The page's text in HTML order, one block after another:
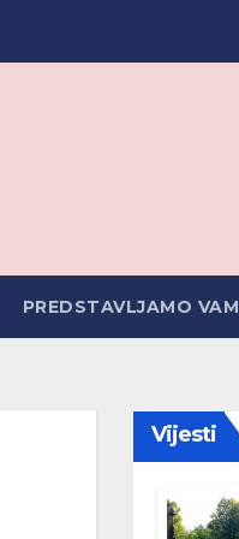
PREDSTAVLJAMO VAM
Vijesti